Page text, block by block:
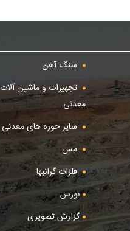
سنگ آهن
تجهیزات و ماشین آلات
معدنی
سایر حوزه های معدنی
مس
فلزات گرانبها
بورس
گزارش تصویری